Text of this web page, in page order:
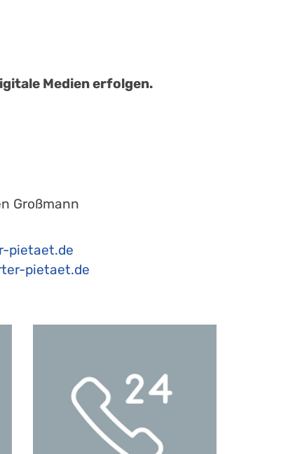
Medien erfolgen.
Großmann
pietaet.de​​​​​​​
pietaet.de